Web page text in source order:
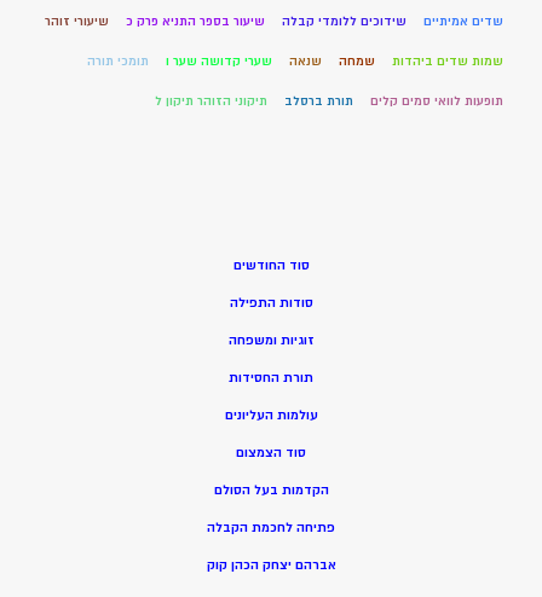
שדים אמיתיים שידוכים ללומדי קבלה שיעור בספר התניא פרק כ שיעורי זוהר
שמות שדים ביהדות שמחה שנאה שערי קדושה שער ו תומכי תורה
תופעות לוואי סמים קלים תורת ברסלב תיקוני הזוהר תיקון ל
סוד החודשים
סודות התפילה
זוגיות ומשפחה
תורת החסידות
עולמות העליונים
סוד הצמצום
הקדמות בעל הסולם
פתיחה לחכמת הקבלה
אברהם יצחק הכהן קוק